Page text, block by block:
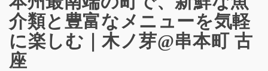
介類と豊富なメニューを気軽
に楽しむ｜木ノ芽@串本町 古
座